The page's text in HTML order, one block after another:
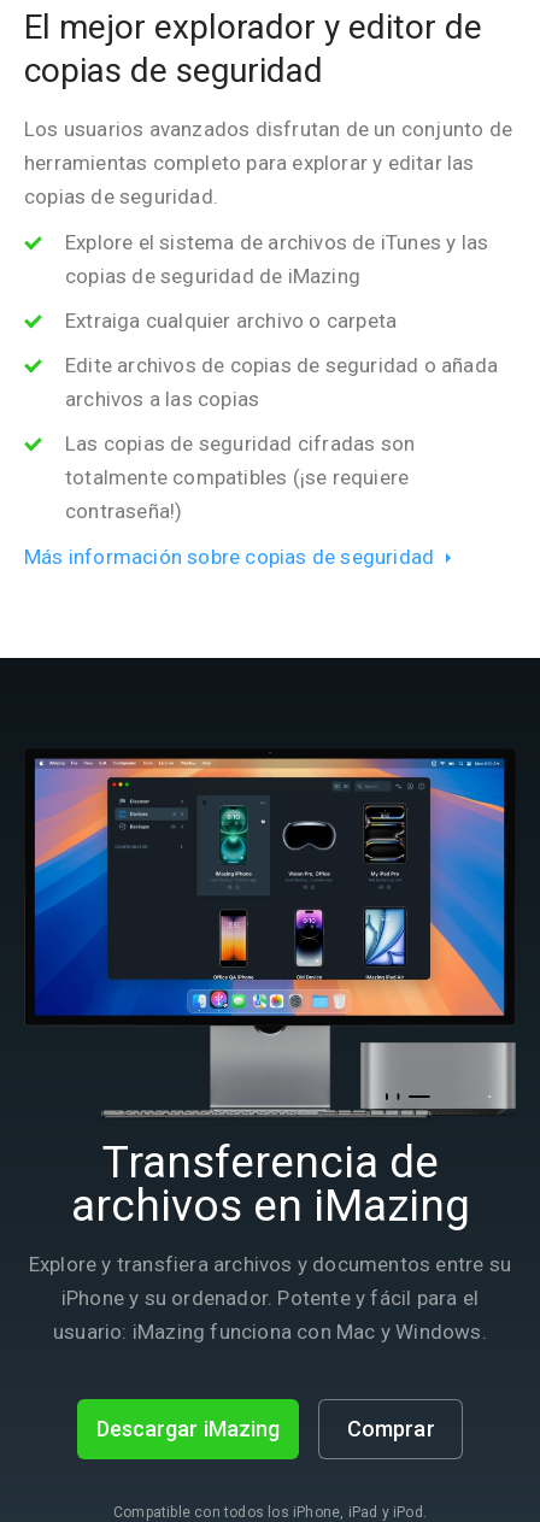
El mejor explorador y editor de
copias de seguridad
Los usuarios avanzados disfrutan de un conjunto de
herramientas completo para explorar y editar las
copias de seguridad.
Explore el sistema de archivos de iTunes y las
copias de seguridad de iMazing
Extraiga cualquier archivo o carpeta
Edite archivos de copias de seguridad o añada
archivos a las copias
Las copias de seguridad cifradas son
totalmente compatibles (¡se requiere
contraseña!)
Más información sobre copias de seguridad
Transferencia de
archivos en iMazing
Explore y transfiera archivos y documentos entre su
iPhone y su ordenador. Potente y fácil para el
usuario: iMazing funciona con Mac y Windows.
Descargar iMazing Comprar
Compatible con todos los iPhone, iPad y iPod.